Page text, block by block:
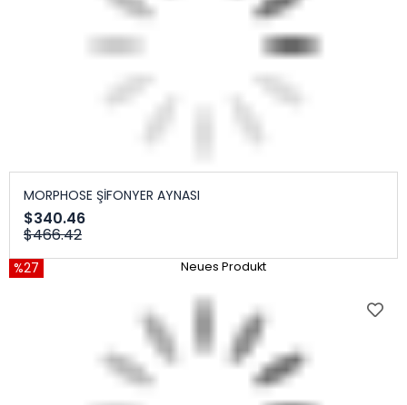
MORPHOSE ŞİFONYER AYNASI
$340.46
$466.42
%27 Neues Produkt